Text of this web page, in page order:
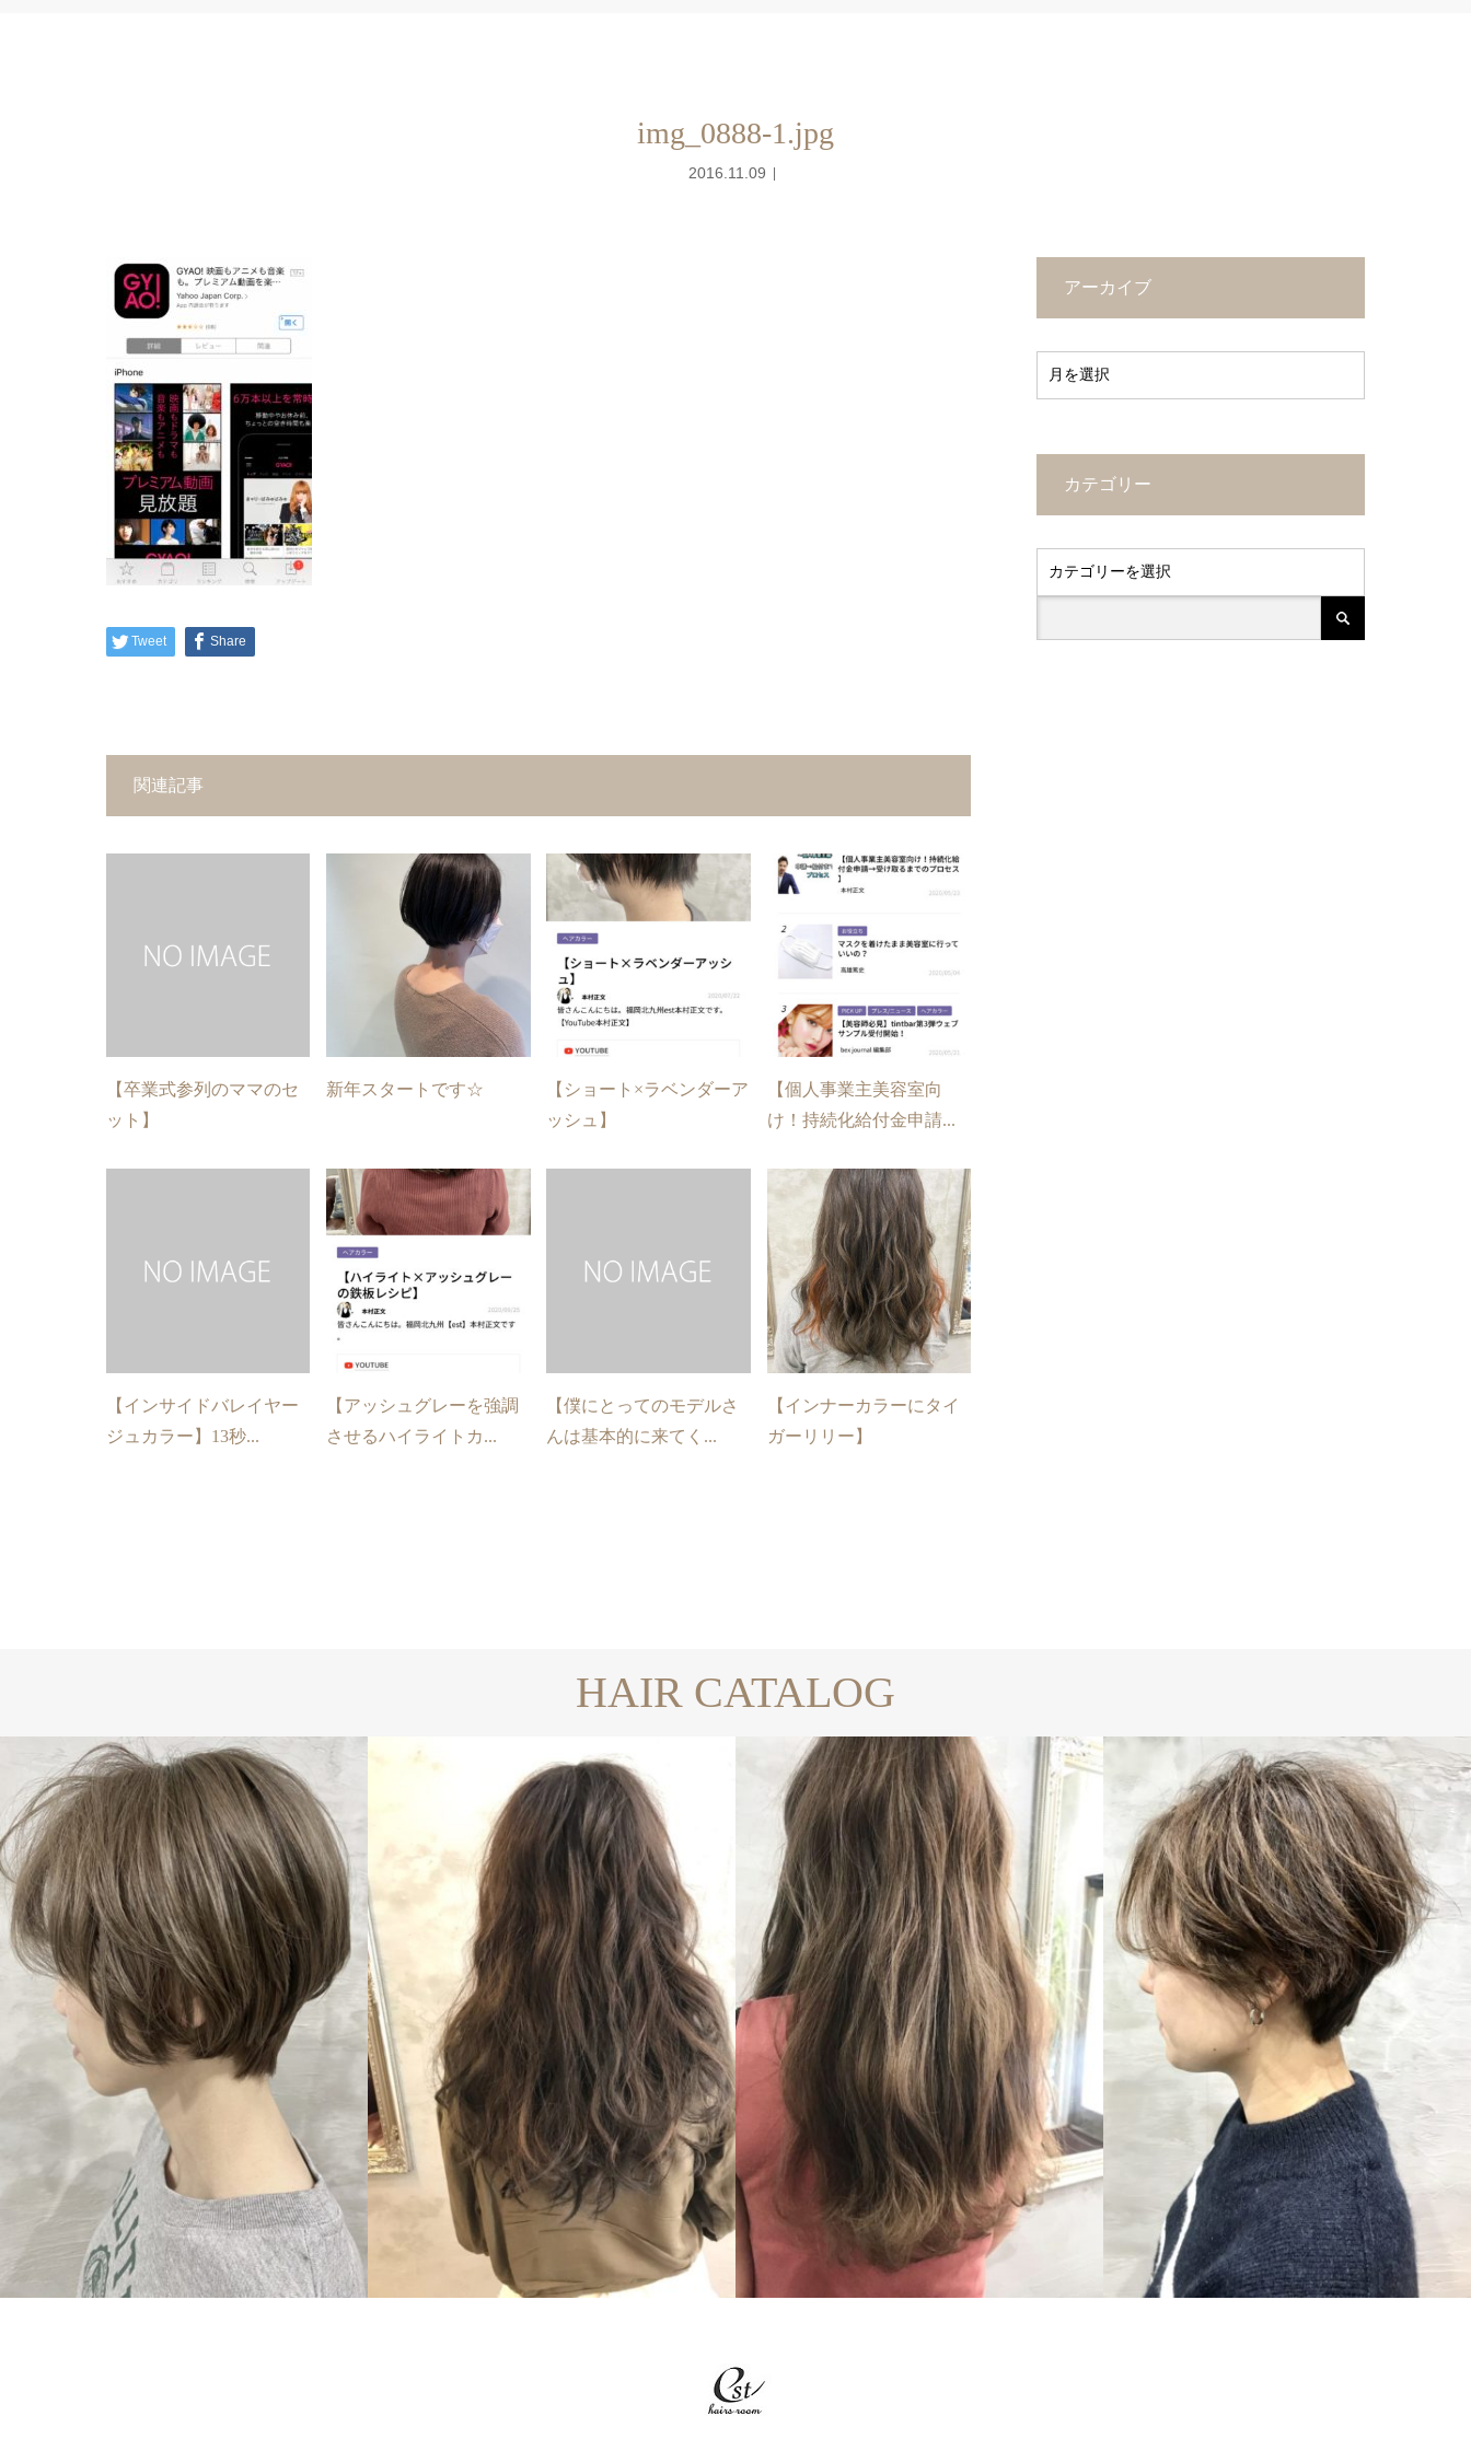
img_0888-1.jpg
2016.11.09
Tweet Share
関連記事
【卒業式参列のママのセ
ット】
新年スタートです☆
【ショート×ラベンダーア
ッシュ】
【個人事業主美容室向
け！持続化給付金申請...
【インサイドバレイヤー
ジュカラー】13秒...
【アッシュグレーを強調
させるハイライトカ...
【僕にとってのモデルさ
んは基本的に来てく...
【インナーカラーにタイ
ガーリリー】
アーカイブ
カテゴリー
HAIR CATALOG
SHORT LONG
LONG
SHORT